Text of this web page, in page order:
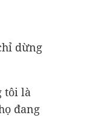
dừng
tôi là
đang